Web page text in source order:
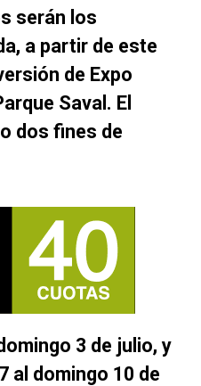
serán los
a partir de este
de Expo
Saval. El
dos fines de
3 de julio, y
al domingo 10 de